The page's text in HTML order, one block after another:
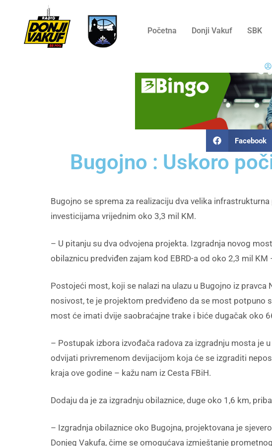
Početna Donji Vakuf SBK
Facebook
Bugojno : Uskoro
Bugojno se sprema za realizaciju dva velika
investicijama vrijednim oko 3,3 mil KM.
– U pitanju su dva odvojena projekta. Izgradnja novog
obilaznicu predviđen zajam kod EBRD-a od oko 2,3 mil KM
Postojeći most, koji se nalazi na ulazu u Bugojno iz
nosivost, te je projektom predviđeno da se most potpuno
most će imati dvije saobraćajne trake i biće dugačak oko
– Postupak izbora izvođača radova za izgradnju mosta je
odvijati privremenom devijacijom koja će se izgraditi
kraja ove godine – kažu nam iz Cesta FBiH.
Dodaju da je za izgradnju obilaznice, duge oko 1,6 km,
– Izgradnja obilaznice oko Bugojna, projektovana je
Donjeg Vakufa, čime se omogućava izmještanje